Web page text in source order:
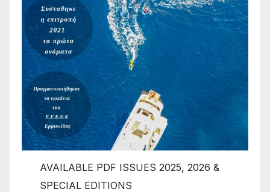
AVAILABLE PDF ISSUES 2025, 2026 &
SPECIAL EDITIONS